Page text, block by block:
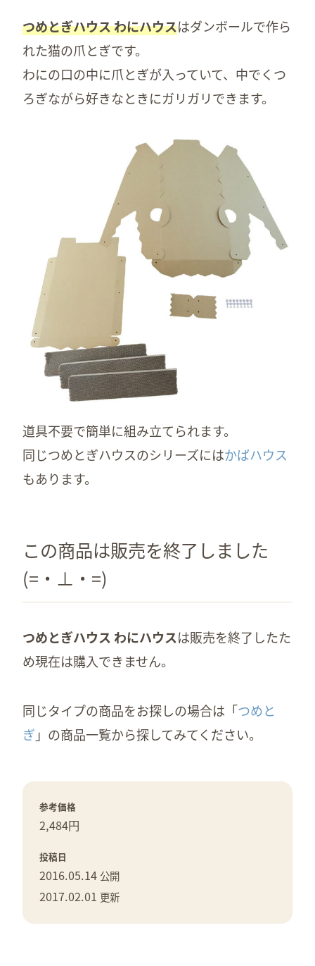
つめとぎハウス わにハウスはダンボールで作ら
れた猫の爪とぎです。
わにの口の中に爪とぎが入っていて、中でくつ
ろぎながら好きなときにガリガリできます。
道具不要で簡単に組み立てられます。
同じつめとぎハウスのシリーズにはかばハウス
もあります。
この商品は販売を終了しました
(=・⊥・=)
つめとぎハウス わにハウスは販売を終了したた
め現在は購入できません。
同じタイプの商品をお探しの場合は「つめと
ぎ 」の商品一覧から探してみてください。
参考価格
2,484円
投稿日
2016.05.14 公開
2017.02.01 更新